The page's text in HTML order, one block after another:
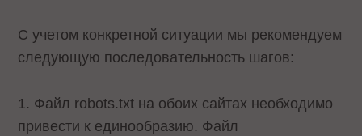
С учетом конкретной ситуации мы рекомендуем
следующую последовательность шагов:
1. Файл robots.txt на обоих сайтах необходимо
привести к единообразию. Файл